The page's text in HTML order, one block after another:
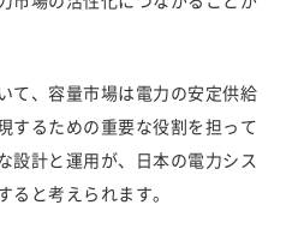
て、容量市場は電力の安定供給
するための重要な役割を担って
設計と運用が、日本の電力シス
ると考えられます。